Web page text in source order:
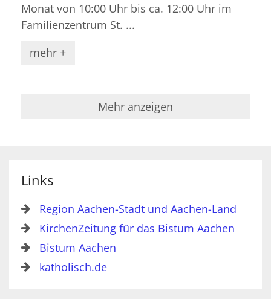
Monat von 10:00 Uhr bis ca. 12:00 Uhr im
Familienzentrum St. ...
mehr +
Mehr anzeigen
Links
Region Aachen-Stadt und Aachen-Land
KirchenZeitung für das Bistum Aachen
Bistum Aachen
katholisch.de